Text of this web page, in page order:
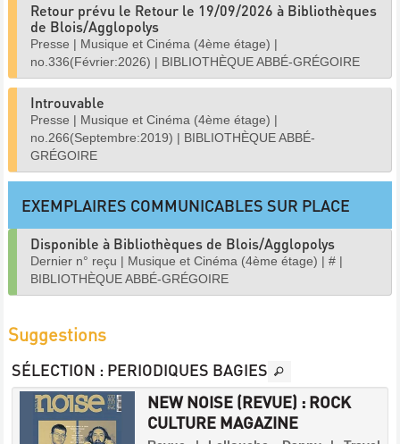
Retour prévu le Retour le 19/09/2026 à Bibliothèques
de Blois/Agglopolys
Presse | Musique et Cinéma (4ème étage) |
no.336(Février:2026) | BIBLIOTHÈQUE ABBÉ-GRÉGOIRE
Introuvable
Presse | Musique et Cinéma (4ème étage) |
no.266(Septembre:2019) | BIBLIOTHÈQUE ABBÉ-
GRÉGOIRE
EXEMPLAIRES COMMUNICABLES SUR PLACE
Disponible à Bibliothèques de Blois/Agglopolys
Dernier n° reçu | Musique et Cinéma (4ème étage) | # |
BIBLIOTHÈQUE ABBÉ-GRÉGOIRE
Suggestions
SÉLECTION : PERIODIQUES BAGIES
NEW NOISE (REVUE) : ROCK
CULTURE MAGAZINE